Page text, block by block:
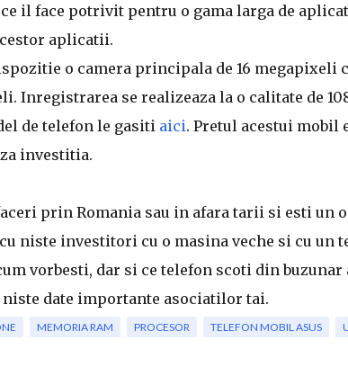
ce il face potrivit pentru o gama larga de
aplicatii.
o camera principala de 16 megapixeli
Inregistrarea se realizeaza la o calitate de
de telefon le gasiti aici. Pretul acestui mobil
investitia.
prin Romania sau in afara tarii si esti un
niste investitori cu o masina veche si cu un
vorbesti, dar si ce telefon scoti din
date importante asociatilor tai.
MEMORIA RAM PROCESOR TELEFON MOBIL ASUS